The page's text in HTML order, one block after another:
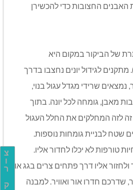
צ
ו
ר
ק
האבנים החצובות כדי להכשירן
של הביקור במקום היא
מתקנים לגידול יונים נחצבו בדרך
נמצאים שרידי מגדל עגול בנוי,
מאבן, גומחה לכל יונה. בתוך
זה לזה המחלקים את החלל העגול
שטח לבניית גומחות נוספות.
טורפות לא יכלו לחדור אליו.
אליו דרך פתחים צרים בגג או
שדרכם חדרו אור ואוויר. למבנה